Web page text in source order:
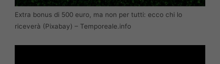
Extra bonus di 500 euro, ma non per tutti: ecco chi lo
riceverà (Pixabay) – Temporeale.info